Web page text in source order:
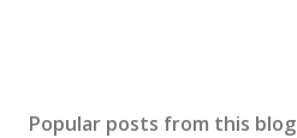
Popular posts from this blog